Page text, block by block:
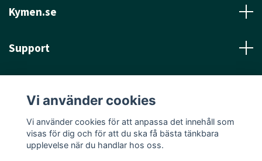
Kymen.se
Support
Sociala medier
Vi använder cookies
Vi använder cookies för att anpassa det innehåll som
visas för dig och för att du ska få bästa tänkbara
upplevelse när du handlar hos oss.